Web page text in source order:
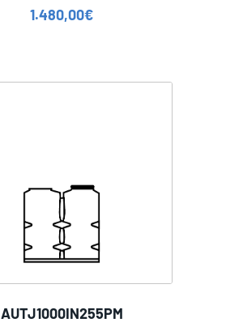
1.480,00€
AUTJ1000IN255PM